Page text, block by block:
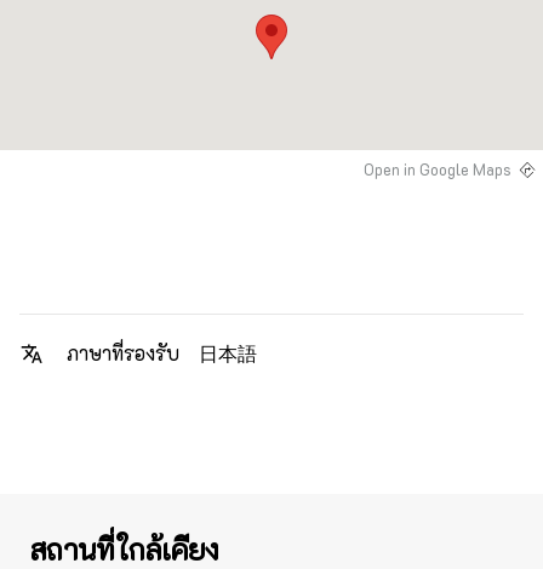
Open in Google Maps
ภาษาที่รองรับ 日本語
สถานที่ใกล้เคียง